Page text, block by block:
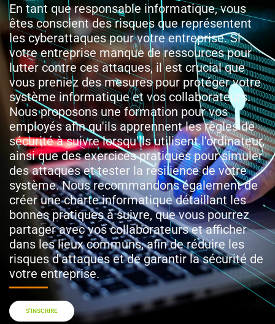
En tant que responsable informatique, vous
êtes conscient des risques que représentent
les cyberattaques pour votre entreprise. Si
votre entreprise manque de ressources pour
lutter contre ces attaques, il est crucial que
vous preniez des mesures pour protéger votre
système informatique et vos collaborateurs.
Nous proposons une formation pour vos
employés afin qu'ils apprennent les règles de
sécurité à suivre lorsqu'ils utilisent l'ordinateur,
ainsi que des exercices pratiques pour simuler
des attaques et tester la résilience de votre
système. Nous recommandons également de
créer une charte informatique détaillant les
bonnes pratiques à suivre, que vous pourrez
partager avec vos collaborateurs et afficher
dans les lieux communs, afin de réduire les
risques d'attaques et de garantir la sécurité de
votre entreprise.
S'INSCRIRE